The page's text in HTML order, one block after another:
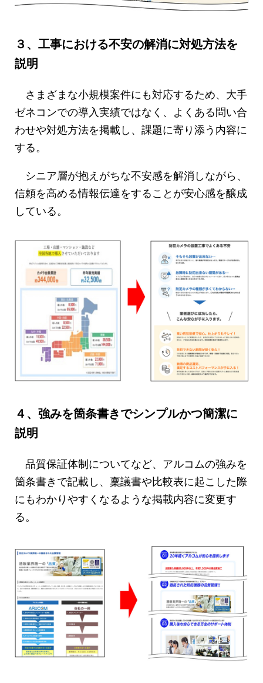
３、工事における不安の解消に対処方法を
説明
さまざまな小規模案件にも対応するため、大手
ゼネコンでの導入実績ではなく、よくある問い合
わせや対処方法を掲載し、課題に寄り添う内容に
する。
シニア層が抱えがちな不安感を解消しながら、
信頼を高める情報伝達をすることが安心感を醸成
している。
４、強みを箇条書きでシンプルかつ簡潔に
説明
品質保証体制についてなど、アルコムの強みを
箇条書きで記載し、稟議書や比較表に起こした際
にもわかりやすくなるような掲載内容に変更す
る。